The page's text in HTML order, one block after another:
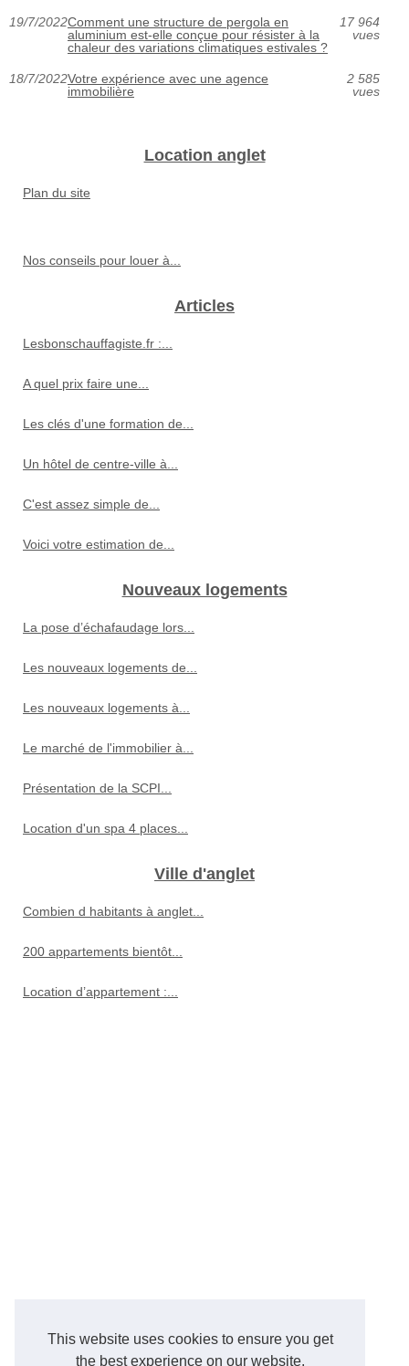
This website uses cookies to ensure you get
the best experience on our website.
19/7/2022Comment une structure de pergola en
aluminium est-elle conçue pour résister à la
chaleur des variations climatiques estivales ?
17 964
vues
18/7/2022Votre expérience avec une agence
immobilière
2 585
vues
Location anglet
Plan du site
Nos conseils pour louer à...
Articles
Lesbonschauffagiste.fr :...
A quel prix faire une...
Les clés d'une formation de...
Un hôtel de centre-ville à...
C'est assez simple de...
Voici votre estimation de...
Nouveaux logements
La pose d’échafaudage lors...
Les nouveaux logements de...
Les nouveaux logements à...
Le marché de l'immobilier à...
Présentation de la SCPI...
Location d'un spa 4 places...
Ville d'anglet
Combien d habitants à anglet...
200 appartements bientôt...
Location d’appartement :...